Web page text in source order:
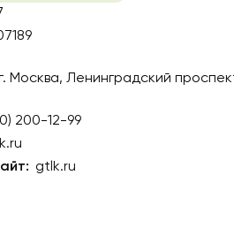
Москва, Ленинградский
200-12-99
gtlk.ru